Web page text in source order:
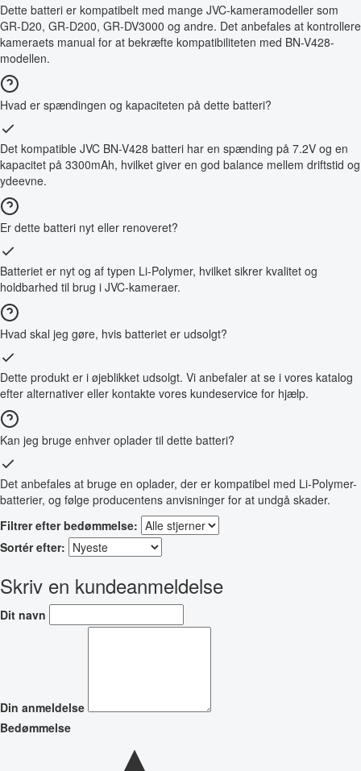
Dette batteri er kompatibelt med mange JVC-kameramodeller som
GR-D20, GR-D200, GR-DV3000 og andre. Det anbefales at kontrollere
kameraets manual for at bekræfte kompatibiliteten med BN-V428-
modellen.
Hvad er spændingen og kapaciteten på dette batteri?
Det kompatible JVC BN-V428 batteri har en spænding på 7.2V og en
kapacitet på 3300mAh, hvilket giver en god balance mellem driftstid og
ydeevne.
Er dette batteri nyt eller renoveret?
Batteriet er nyt og af typen Li-Polymer, hvilket sikrer kvalitet og
holdbarhed til brug i JVC-kameraer.
Hvad skal jeg gøre, hvis batteriet er udsolgt?
Dette produkt er i øjeblikket udsolgt. Vi anbefaler at se i vores katalog
efter alternativer eller kontakte vores kundeservice for hjælp.
Kan jeg bruge enhver oplader til dette batteri?
Det anbefales at bruge en oplader, der er kompatibel med Li-Polymer-
batterier, og følge producentens anvisninger for at undgå skader.
Filtrer efter bedømmelse:
Sortér efter:
Skriv en kundeanmeldelse
Dit navn
Din anmeldelse
Bedømmelse